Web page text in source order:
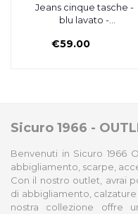
Aggiungi al carrello
Jeans cinque tasche -
blu lavato -
€59.00
Sicuro 1966 -
Benvenuti in Sicuro 1966
abbigliamento, scarpe,
Con il nostro outlet, avrai
di abbigliamento,
nostra collezione offre